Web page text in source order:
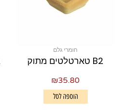
חומרי גלם
B2 טארטלטים מתוק
₪35.80
הוספה לסל